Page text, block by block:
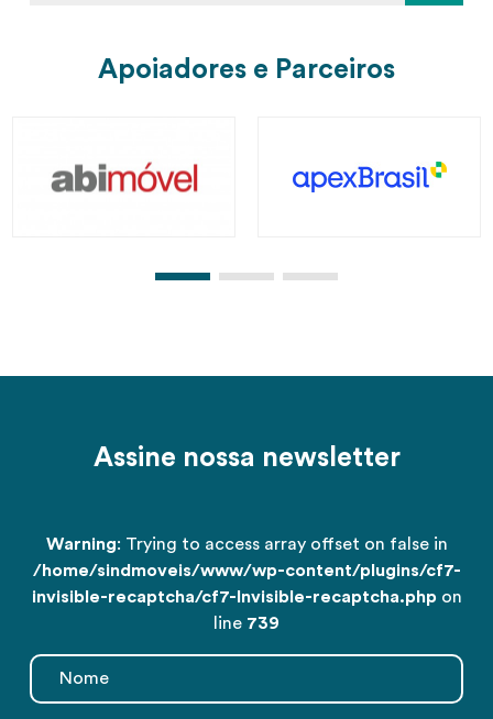
Apoiadores e Parceiros
Assine nossa newsletter
Warning: Trying to access array offset on false in
/home/sindmoveis/www/wp-content/plugins/cf7-
invisible-recaptcha/cf7-Invisible-recaptcha.php on
line 739